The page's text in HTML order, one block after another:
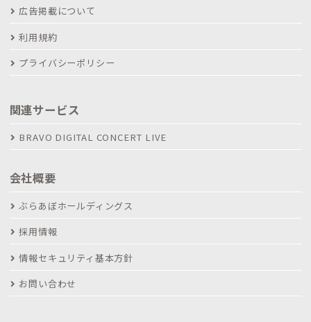
広告掲載について
利用規約
プライバシーポリシー
関連サービス
BRAVO DIGITAL CONCERT LIVE
会社概要
ぶらあぼホールディングス
採用情報
情報セキュリティ基本方針
お問い合わせ